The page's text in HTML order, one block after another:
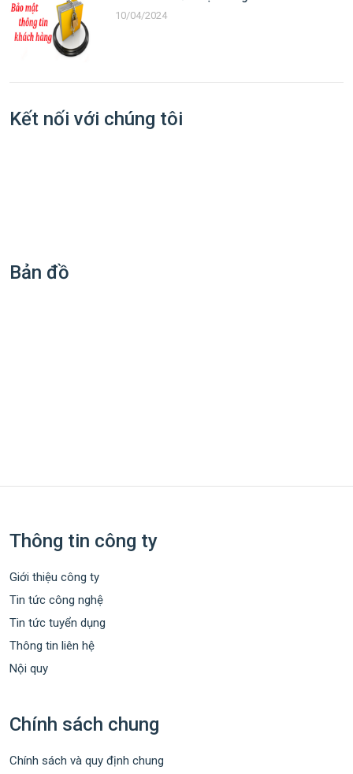
10/04/2024
Kết nối với chúng tôi
Bản đồ
Thông tin công ty
Giới thiệu công ty
Tin tức công nghệ
Tin tức tuyển dụng
Thông tin liên hệ
Nội quy
Chính sách chung
Chính sách và quy định chung